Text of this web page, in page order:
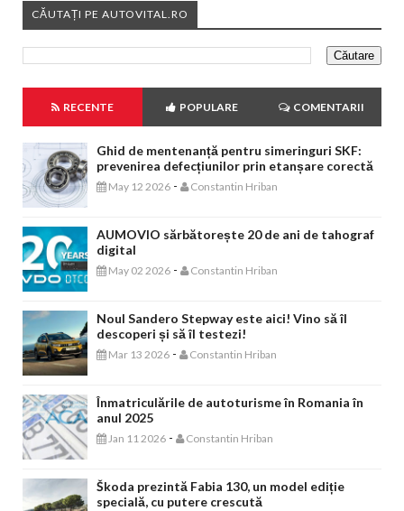
CĂUTAȚI PE AUTOVITAL.RO
RECENTE POPULARE COMENTARII
Ghid de mentenanță pentru simeringuri SKF:
prevenirea defecțiunilor prin etanșare corectă
May 12 2026 - Constantin Hriban
AUMOVIO sărbătorește 20 de ani de tahograf
digital
May 02 2026 - Constantin Hriban
Noul Sandero Stepway este aici! Vino să îl
descoperi și să îl testezi!
Mar 13 2026 - Constantin Hriban
Înmatriculările de autoturisme în Romania în
anul 2025
Jan 11 2026 - Constantin Hriban
Škoda prezintă Fabia 130, un model ediție
specială, cu putere crescută